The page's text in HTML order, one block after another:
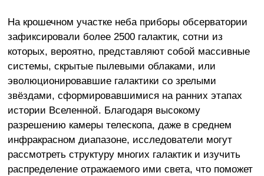
На крошечном участке неба приборы обсерватории
зафиксировали более 2500 галактик, сотни из
которых, вероятно, представляют собой массивные
системы, скрытые пылевыми облаками, или
эволюционировавшие галактики со зрелыми
звёздами, сформировавшимися на ранних этапах
истории Вселенной. Благодаря высокому
разрешению камеры телескопа, даже в среднем
инфракрасном диапазоне, исследователи могут
рассмотреть структуру многих галактик и изучить
распределение отражаемого ими света, что поможет